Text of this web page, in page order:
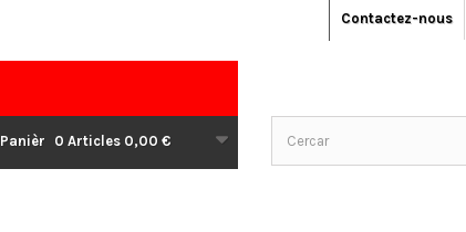
Contactez-nous
Panièr 0 Articles 0,00 €